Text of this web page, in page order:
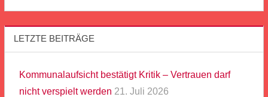
LETZTE BEITRÄGE
Kommunalaufsicht bestätigt Kritik – Vertrauen darf
nicht verspielt werden 21. Juli 2026